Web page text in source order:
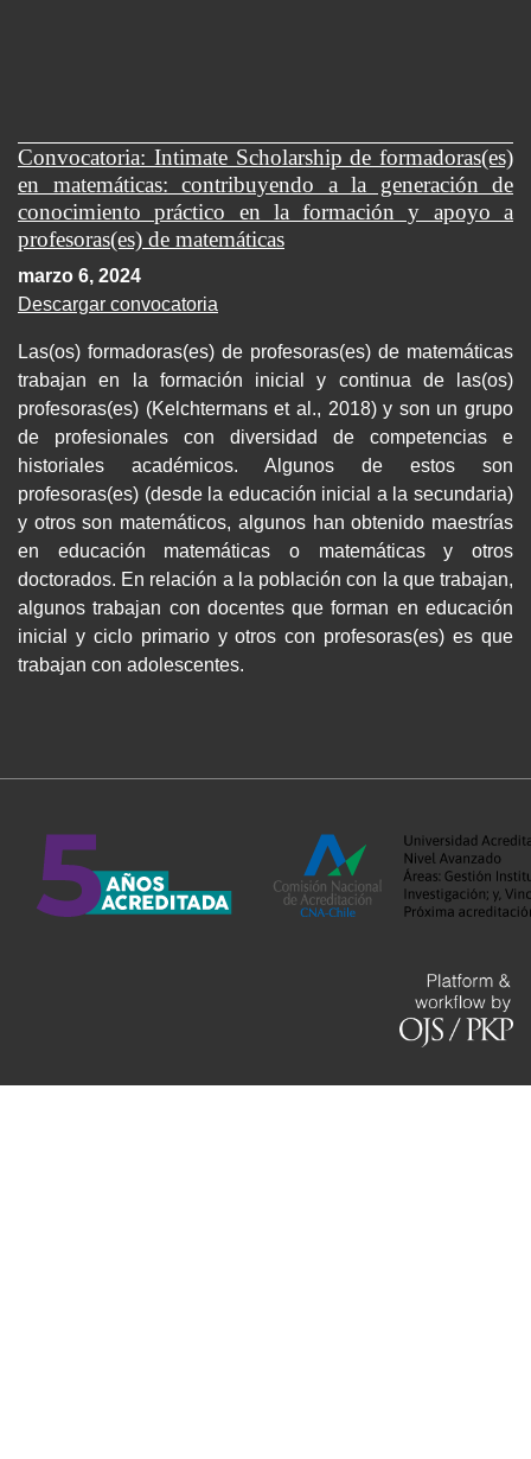
Convocatoria: Intimate Scholarship de formadoras(es)
en matemáticas: contribuyendo a la generación de
conocimiento práctico en la formación y apoyo a
profesoras(es) de matemáticas
marzo 6, 2024
Descargar convocatoria
Las(os) formadoras(es) de profesoras(es) de matemáticas
trabajan en la formación inicial y continua de las(os)
profesoras(es) (Kelchtermans et al., 2018) y son un grupo
de profesionales con diversidad de competencias e
historiales académicos. Algunos de estos son
profesoras(es) (desde la educación inicial a la secundaria)
y otros son matemáticos, algunos han obtenido maestrías
en educación matemáticas o matemáticas y otros
doctorados. En relación a la población con la que trabajan,
algunos trabajan con docentes que forman en educación
inicial y ciclo primario y otros con profesoras(es) es que
trabajan con adolescentes.